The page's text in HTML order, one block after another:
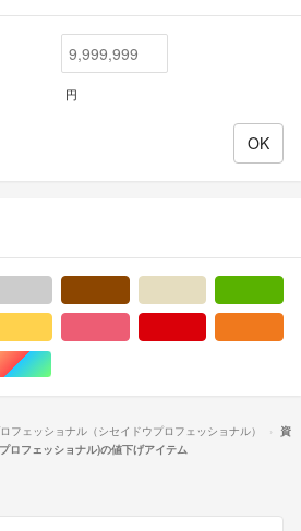
円
ルド/金色系マルチカラー
フェッショナル（シセイドウプロフェッショナル）
資
ロフェッショナル)の値下げアイテム